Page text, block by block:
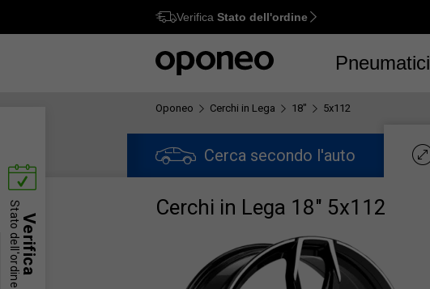
Ctrl M
Verifica Stato dell'ordine
Pneumatici
Oponeo Cerchi in Lega 18" 5x112
Cerca secondo l'auto
Cerchi in Lega 18" 5x112
Verifica
Stato dell'ordine